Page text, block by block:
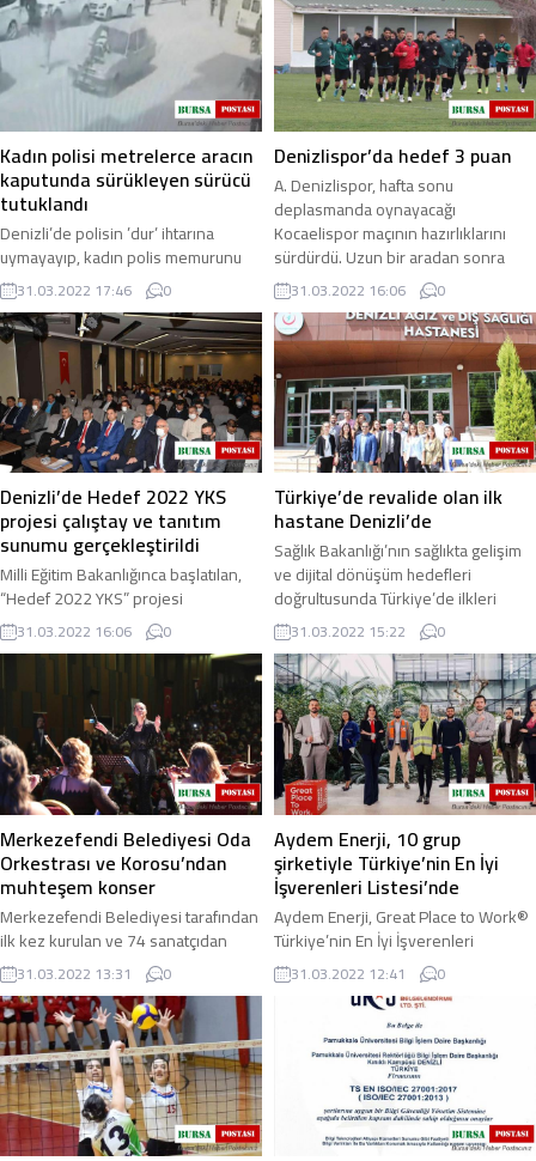
Kadın polisi metrelerce aracın
kaputunda sürükleyen sürücü
tutuklandı
Denizli’de polisin ’dur’ ihtarına
uymayayıp, kadın polis memurunu
100 metre boyunca otomobilin
kaputu üzerinde sürükleyen sürücü
çıkarıldığı ...
31.03.2022 17:46 0
Denizlispor’da hedef 3 puan
A. Denizlispor, hafta sonu
deplasmanda oynayacağı
Kocaelispor maçının hazırlıklarını
sürdürdü. Uzun bir aradan sonra
yeşil sahaya inecek olan ...
31.03.2022 16:06 0
Denizli’de Hedef 2022 YKS
projesi çalıştay ve tanıtım
sunumu gerçekleştirildi
Milli Eğitim Bakanlığınca başlatılan,
“Hedef 2022 YKS” projesi
çerçevesinde Denizli İl Milli Eğitim
Müdürü Süleyman Ekici ile Denizli’de
31.03.2022 16:06 0
Türkiye’de revalide olan ilk
hastane Denizli’de
Sağlık Bakanlığı’nın sağlıkta gelişim
ve dijital dönüşüm hedefleri
doğrultusunda Türkiye’de ilkleri
gerçekleştiren Denizli’den bir başarı
daha ...
31.03.2022 15:22 0
Merkezefendi Belediyesi Oda
Orkestrası ve Korosu’ndan
muhteşem konser
Merkezefendi Belediyesi tarafından
ilk kez kurulan ve 74 sanatçıdan
oluşan Oda Orkestrası ve
Korosunun ilk konseri dinleyenlere
unutulmaz bir ...
31.03.2022 13:31 0
Aydem Enerji, 10 grup
şirketiyle Türkiye’nin En İyi
İşverenleri Listesi’nde
Aydem Enerji, Great Place to Work®
Türkiye’nin En İyi İşverenleri
Listesi’ne 10 şirketiyle birden girdi.
Geçtiğimiz yıl listede 8 şirketiyle yer
31.03.2022 12:41 0